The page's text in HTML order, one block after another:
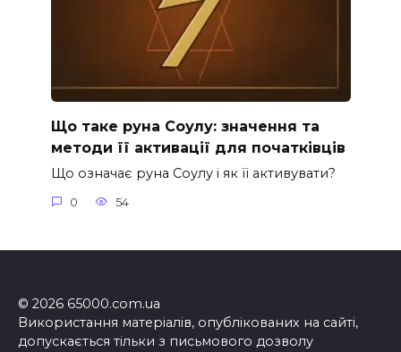
Що таке руна Соулу: значення та
методи її активації для початківців
Що означає руна Соулу і як її активувати?
0 54
© 2026 65000.com.ua
Використання матеріалів, опублікованих на сайті,
допускається тільки з письмового дозволу